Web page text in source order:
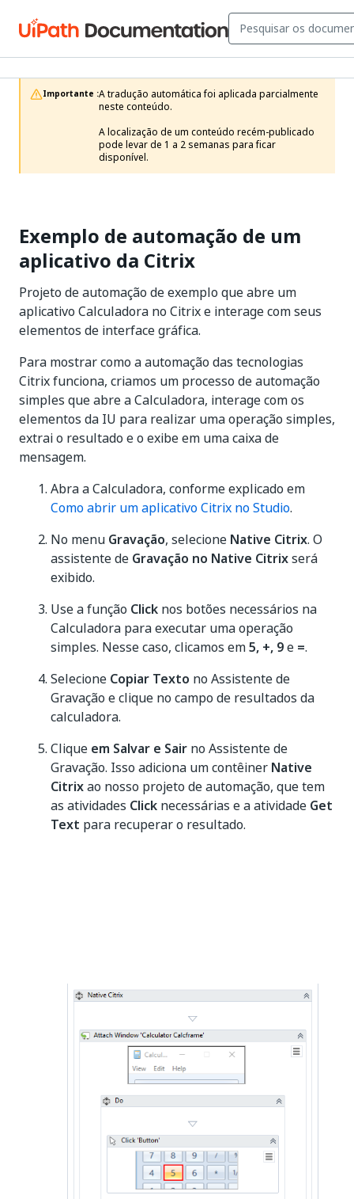
Importante :A tradução automática foi aplicada parcialmente
neste conteúdo.
A localização de um conteúdo recém-publicado
pode levar de 1 a 2 semanas para ficar
disponível.
Exemplo de automação de um
aplicativo da Citrix
Projeto de automação de exemplo que abre um
aplicativo Calculadora no Citrix e interage com seus
elementos de interface gráfica.
Para mostrar como a automação das tecnologias
Citrix funciona, criamos um processo de automação
simples que abre a Calculadora, interage com os
elementos da IU para realizar uma operação simples,
extrai o resultado e o exibe em uma caixa de
mensagem.
Abra a Calculadora, conforme explicado em
Como abrir um aplicativo Citrix no Studio.
No menu Gravação, selecione Native Citrix. O
assistente de Gravação no Native Citrixserá
exibido.
Use a função Click nos botões necessários na
Calculadora para executar uma operação
simples. Nesse caso, clicamos em5, +, 9e =.
Selecione Copiar Texto no Assistente de
Gravação e clique no campo de resultados da
calculadora.
Clique em Salvar e Sair no Assistente de
Gravação. Isso adiciona um contêiner Native
Citrixao nosso projeto de automação, que tem
as atividades Click necessárias e a atividade Get
Text para recuperar o resultado.